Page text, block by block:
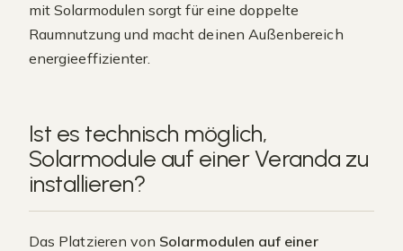
mit Solarmodulen sorgt für eine doppelte
Raumnutzung und macht deinen Außenbereich
energieeffizienter.
Ist es technisch möglich,
Solarmodule auf einer Veranda zu
installieren?
Das Platzieren von Solarmodulen auf einer